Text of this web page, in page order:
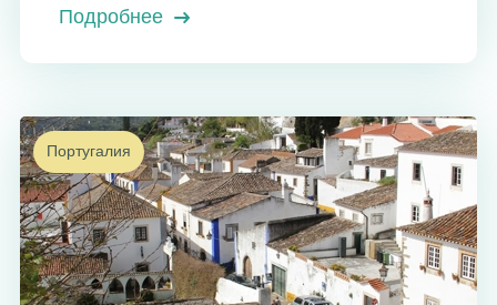
Подробнее
Португалия